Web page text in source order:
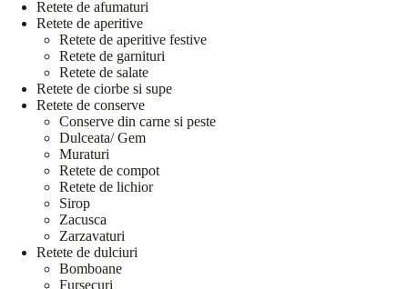
Retete de afumaturi
Retete de aperitive
Retete de aperitive festive
Retete de garnituri
Retete de salate
Retete de ciorbe si supe
Retete de conserve
Conserve din carne si peste
Dulceata/ Gem
Muraturi
Retete de compot
Retete de lichior
Sirop
Zacusca
Zarzavaturi
Retete de dulciuri
Bomboane
Fursecuri